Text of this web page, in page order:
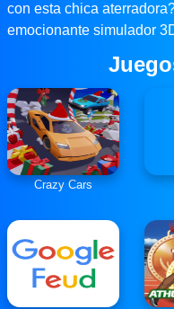
con esta chica
emocionante simulador
Crazy Cars